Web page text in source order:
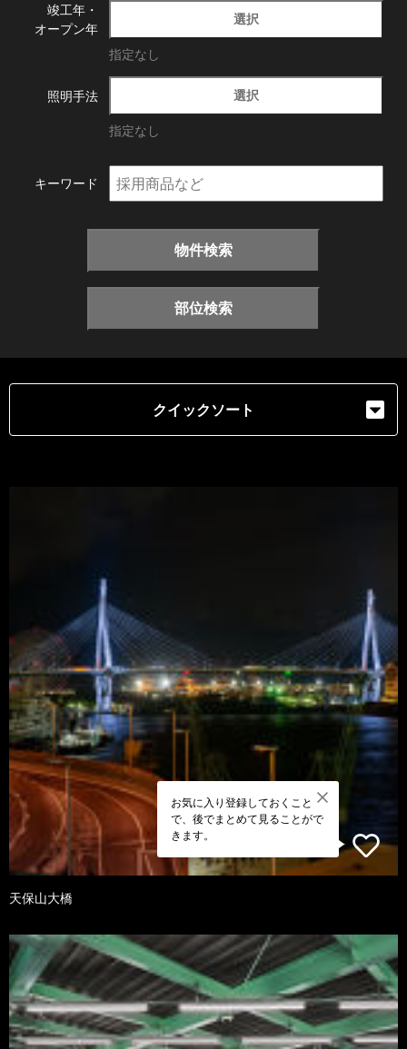
竣工年・
オープン年
選択
指定なし
照明手法 選択
指定なし
キーワード
物件検索
部位検索
クイックソート
お気に入り登録しておくこと
で、後でまとめて見ることがで
きます。
天保山大橋